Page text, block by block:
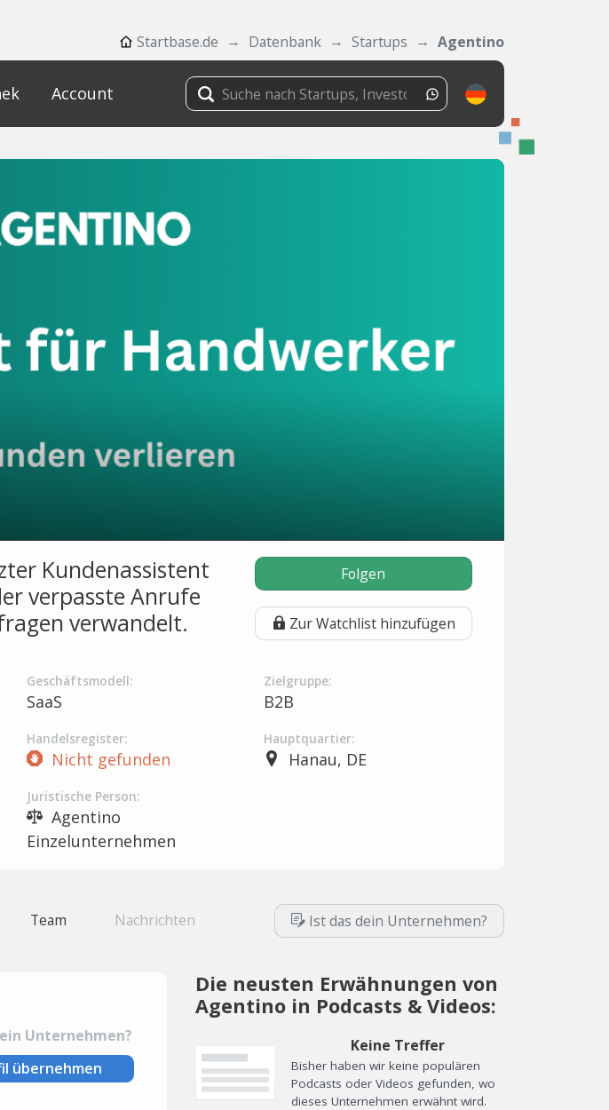
Startbase.de Datenbank Startups Agentino
Account
Kundenassistent
verpasste Anrufe
verwandelt.
Folgen
Zur Watchlist hinzufügen
Geschäftsmodell:
SaaS
Zielgruppe:
B2B
Handelsregister:
Nicht gefunden
Hauptquartier:
Hanau, DE
Juristische Person:
Agentino
Einzelunternehmen
Team Nachrichten Ist das dein Unternehmen?
Unternehmen?
übernehmen
Die neusten Erwähnungen von
Agentino in Podcasts & Videos:
Keine Treffer
Bisher haben wir keine populären
Podcasts oder Videos gefunden, wo
dieses Unternehmen erwähnt wird.